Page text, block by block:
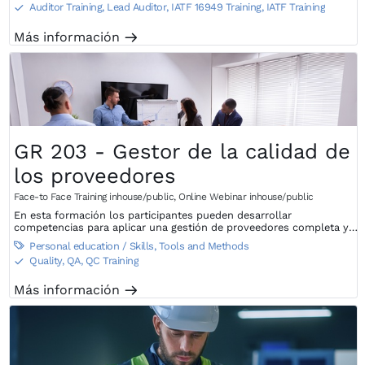
S Auditor Training, Lead Auditor, IATF 16949 Training, IATF Training
Más información m
GR 203 - Gestor de la calidad de
los proveedores
Face-to Face Training inhouse/public, Online Webinar inhouse/public
En esta formación los participantes pueden desarrollar
competencias para aplicar una gestión de proveedores completa y
eficaz.
 Personal education / Skills, Tools and Methods
S Quality, QA, QC Training
Más información m